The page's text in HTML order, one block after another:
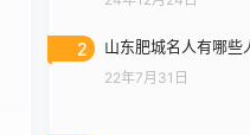
2 山东肥城名人有哪些
22年7月31日